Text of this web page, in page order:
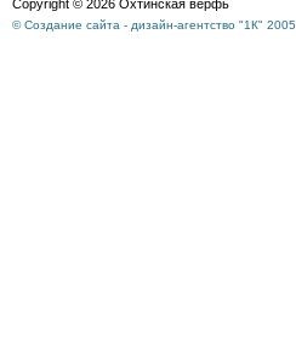
Copyright © 2026 Охтинская верфь
© Создание сайта - дизайн-агентство "1К" 2005